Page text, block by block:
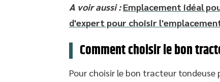
A voir aussi : Emplacement idéal
d'expert pour choisir
Comment choisir le bon
Pour choisir le bon tracteur